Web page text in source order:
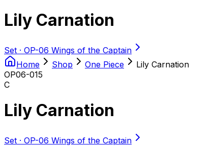
Lily Carnation
Set · OP-06 Wings of the Captain
Home
Shop One Piece
Lily Carnation
OP06-015
C
Lily Carnation
Set · OP-06 Wings of the Captain